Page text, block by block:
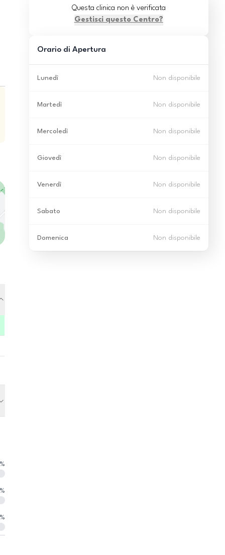
Questa clinica non è verificata
Gestisci questo Centro?
Orario di Apertura
Lunedì Non disponibile
Martedì Non disponibile
Mercoledì Non disponibile
Giovedì Non disponibile
Venerdì Non disponibile
Sabato Non disponibile
Domenica Non disponibile